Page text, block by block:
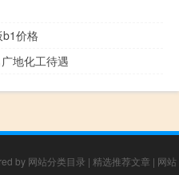
b1价格
地化工待遇
by 网站分类目录 | 精选推荐文章 | 网站